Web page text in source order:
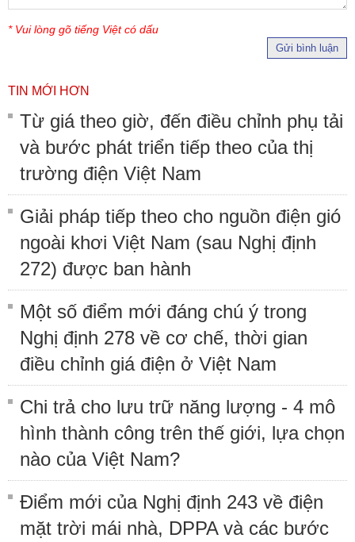
* Vui lòng gõ tiếng Việt có dấu
Gửi bình luận
TIN MỚI HƠN
Từ giá theo giờ, đến điều chỉnh phụ tải
và bước phát triển tiếp theo của thị
trường điện Việt Nam
Giải pháp tiếp theo cho nguồn điện gió
ngoài khơi Việt Nam (sau Nghị định
272) được ban hành
Một số điểm mới đáng chú ý trong
Nghị định 278 về cơ chế, thời gian
điều chỉnh giá điện ở Việt Nam
Chi trả cho lưu trữ năng lượng - 4 mô
hình thành công trên thế giới, lựa chọn
nào của Việt Nam?
Điểm mới của Nghị định 243 về điện
mặt trời mái nhà, DPPA và các bước